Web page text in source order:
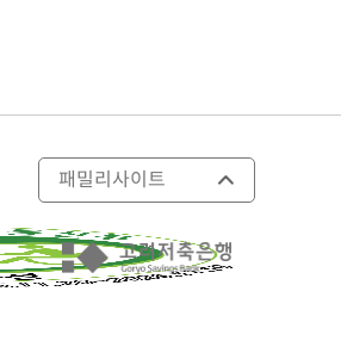
패밀리사이트